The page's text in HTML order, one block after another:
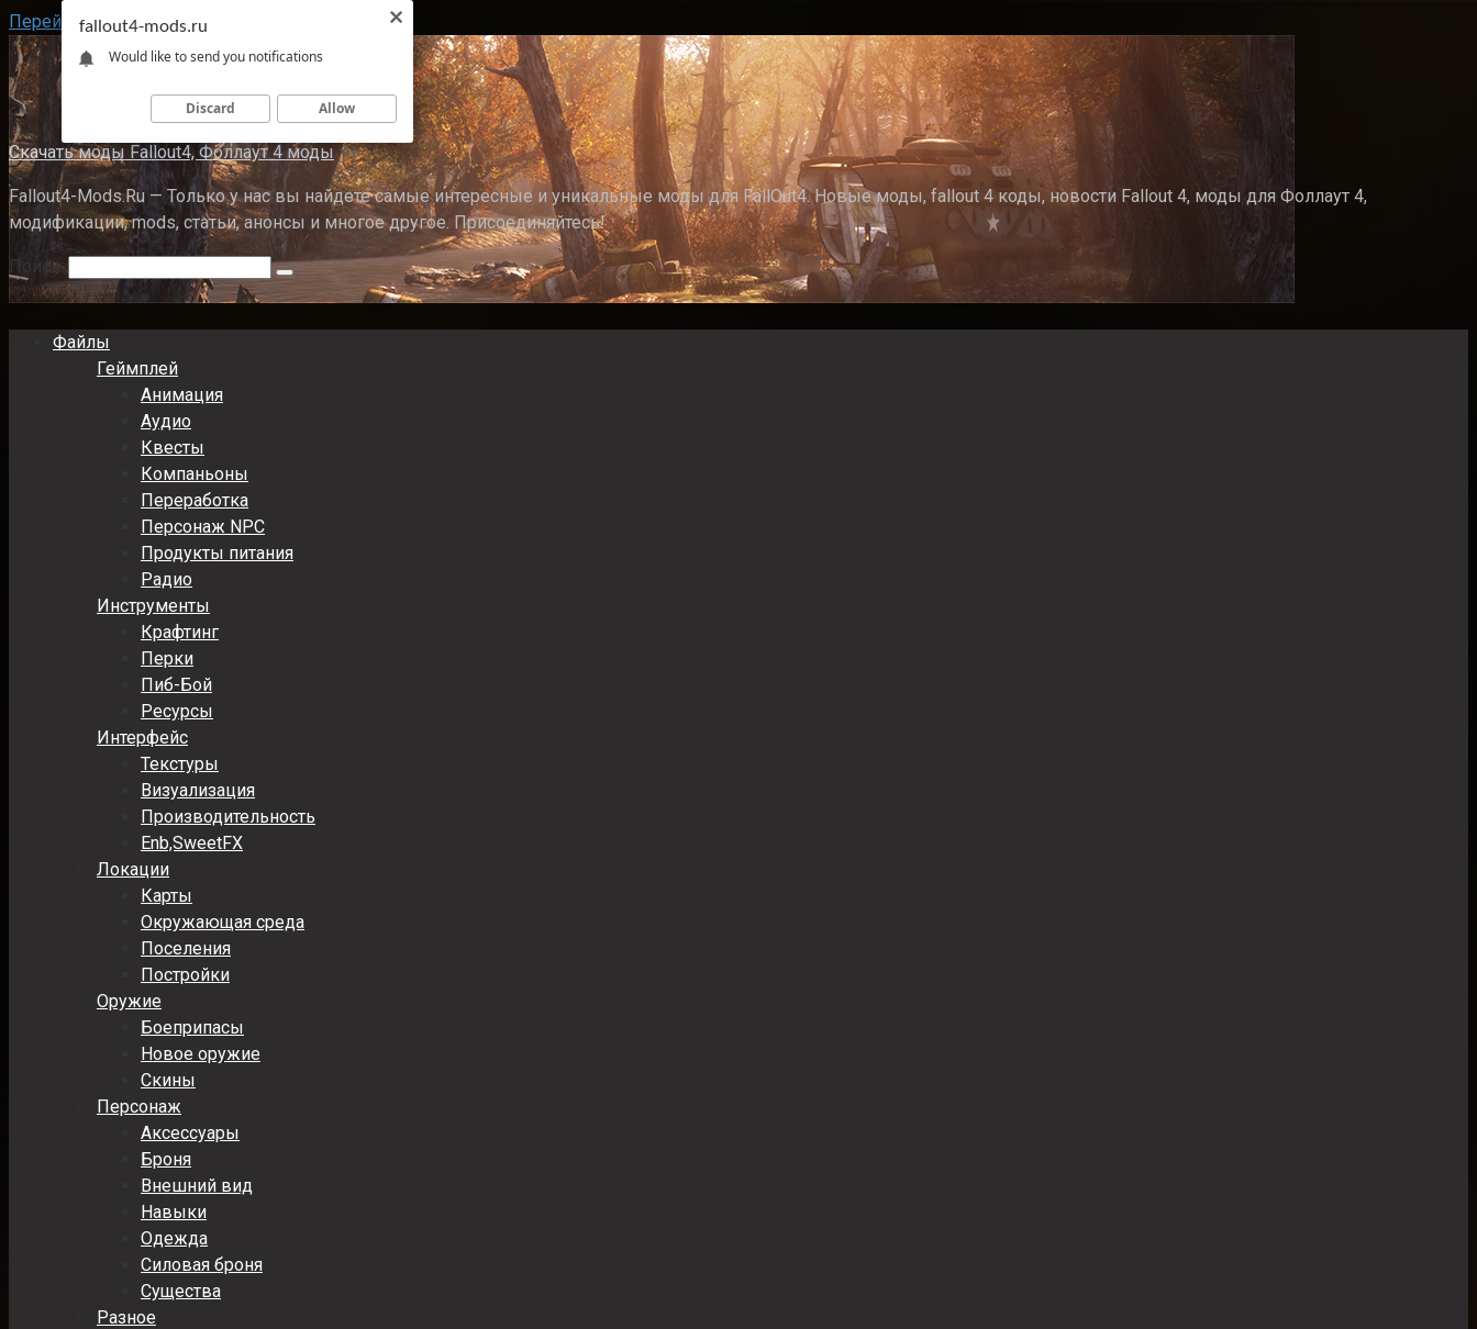
Перейти к контенту
Скачать моды Fallout4, Фоллаут 4 моды
Fallout4-Mods.Ru — Только у нас вы найдете самые интересные и уникальные моды для FallOut4. Новые моды, fallout 4 коды, новости Fallout 4, моды для Фоллаут 4,
модификации, mods, статьи, анонсы и многое другое. Присоединяйтесь!
Поиск:
Файлы
Геймплей
Анимация
Аудио
Квесты
Компаньоны
Переработка
Персонаж NPC
Продукты питания
Радио
Инструменты
Крафтинг
Перки
Пиб-Бой
Ресурсы
Интерфейс
Текстуры
Визуализация
Производительность
Enb,SweetFX
Локации
Карты
Окружающая среда
Поселения
Постройки
Оружие
Боеприпасы
Новое оружие
Скины
Персонаж
Аксессуары
Броня
Внешний вид
Навыки
Одежда
Силовая броня
Существа
Разное
fallout4-mods.ru
Would like to send you notifications
Discard Allow